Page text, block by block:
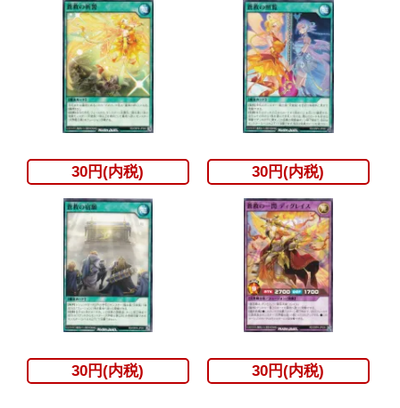
30円(内税) 30円(内税)
30円(内税) 30円(内税)